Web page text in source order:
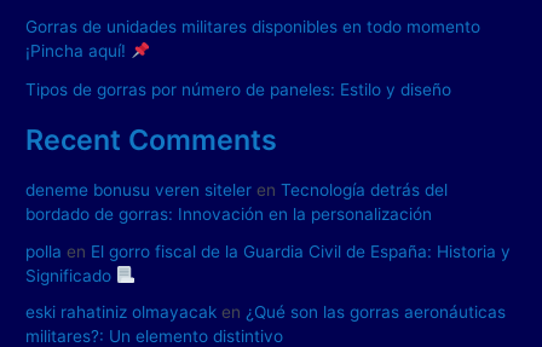
Gorras de unidades militares disponibles en todo momento
¡Pincha aquí!
Tipos de gorras por número de paneles: Estilo y diseño
Recent Comments
deneme bonusu veren siteler enTecnología detrás del
bordado de gorras: Innovación en la personalización
polla en El gorro fiscal de la Guardia Civil de España: Historia y
Significado
eski rahatiniz olmayacak en ¿Qué son las gorras aeronáuticas
militares?: Un elemento distintivo